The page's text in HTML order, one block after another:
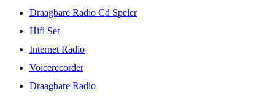
Draagbare Radio Cd Speler
Hifi Set
Internet Radio
Voicerecorder
Draagbare Radio